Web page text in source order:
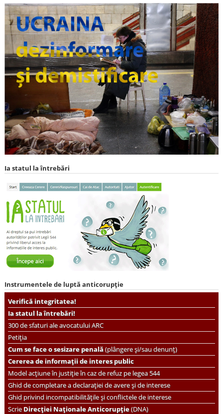
Ia statul la întrebări
Instrumentele de luptă anticorupție
Verifică integritatea!
Ia statul la întrebări!
300 de sfaturi ale avocatului ARC
Petiția
Cum se face o sesizare penală(plângere și/sau denunț)
Cererea de informații de interes public
Model acțiune în justiție în caz de refuz pe legea 544
Ghid de completare a declarației de avere și de interese
Ghid privind incompatibilitățile și conflictele de interese
ScrieDirecției Naționale Anticorupție(DNA)